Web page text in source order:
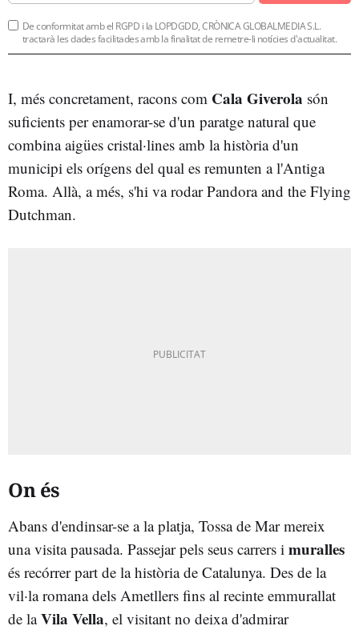
De conformitat amb el RGPD i la LOPDGDD, CRÒNICA GLOBALMEDIA S.L.
tractarà les dades facilitades amb la finalitat de remetre-li notícies d'actualitat.
I, més concretament, racons com Cala Giverola són
suficients per enamorar-se d'un paratge natural que
combina aigües cristal·lines amb la història d'un
municipi els orígens del qual es remunten a l'Antiga
Roma. Allà, a més, s'hi va rodar Pandora and the Flying
Dutchman.
On és
Abans d'endinsar-se a la platja, Tossa de Mar mereix
una visita pausada. Passejar pels seus carrers i muralles
és recórrer part de la història de Catalunya. Des de la
vil·la romana dels Ametllers fins al recinte emmurallat
de laVila Vella, el visitant no deixa d'admirar